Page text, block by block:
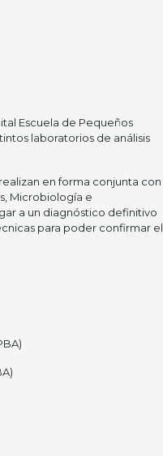
Escuela de Pequeños
laboratorios de análisis
en forma conjunta con
Microbiología e
a un diagnóstico definitivo
para poder confirmar el